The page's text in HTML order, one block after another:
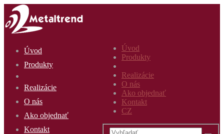
Úvod
Produkty
Realizácie
O nás
Ako objednať
Kontakt
CZ
Úvod
Produkty
Realizácie
O nás
Ako objednať
Kontakt